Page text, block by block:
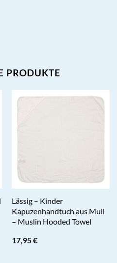
PRODUKTE
Lässig – Kinder
Kapuzenhandtuch aus Mull
– Muslin Hooded Towel
17,95€